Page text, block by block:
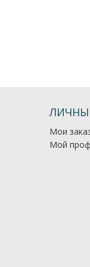
Мои
Мой